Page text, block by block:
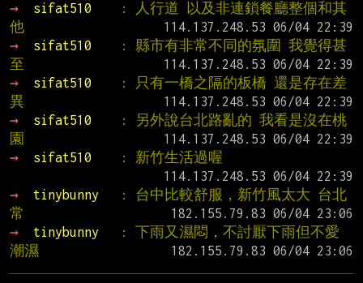
→
sifat510
: 人行道 以及非連鎖餐廳整個和其
他
→
sifat510
: 縣市有非常不同的氛圍 我覺得甚
至
→
sifat510
: 只有一橋之隔的板橋 還是存在差
異
→
sifat510
: 另外說台北路亂的 我看是沒在桃
園
→
sifat510
: 新竹生活過喔
→
tinybunny
: 台中比較舒服，新竹風太大 台北
常
→
tinybunny
: 下雨又濕悶，不討厭下雨但不愛
潮濕